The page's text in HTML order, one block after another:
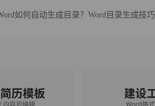
如何自动生成目录？Word目录生成技巧